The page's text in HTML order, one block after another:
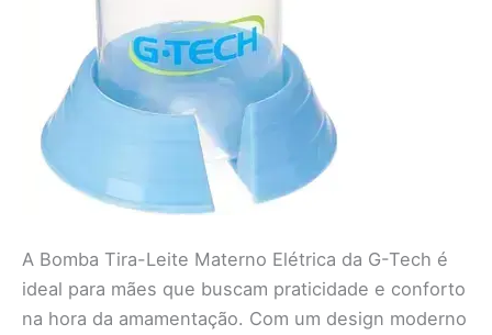
A Bomba Tira-Leite Materno Elétrica da G-Tech é
ideal para mães que buscam praticidade e conforto
na hora da amamentação. Com um design moderno